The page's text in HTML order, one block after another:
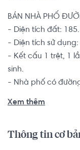
BÁN NHÀ PHỐ
- Diện tích đất:
- Diện tích sử dụng:
- Kết cấu 1 trệt, 1
sinh.
- Nhà phố có
Nhà phố gần cầu
Xem thêm
Thông tin cơ